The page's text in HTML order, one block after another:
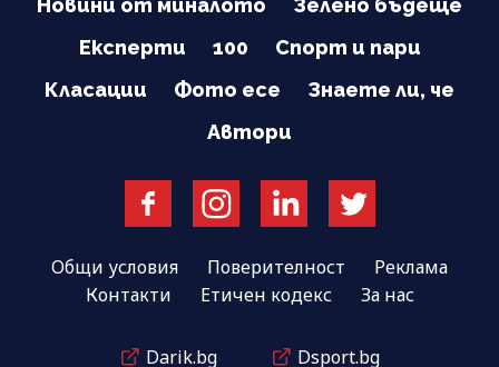
Новини от миналото
Зелено бъдеще
Експерти
100
Спорт и пари
Класации
Фото есе
Знаете ли, че
Автори
Общи условия Поверителност
Реклама
Контакти
Етичен кодекс За нас
Darik.bg Dsport.bg